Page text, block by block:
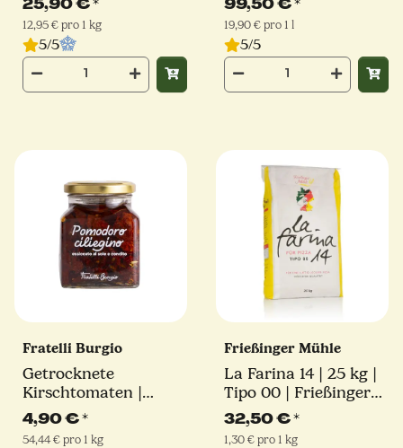
Latteria Sorrentina
12,95 € pro 1 kg
5/5
19,90 € pro 1 l
5/5
Fratelli Burgio
Getrocknete
Kirschtomaten |
Pomodoro Ciliegino |
90 g
4,90 €*
54,44 € pro 1 kg
Frießinger Mühle
La Farina 14 | 25 kg |
Tipo 00 | Frießinger
Mühle
32,50 €*
1,30 € pro 1 kg